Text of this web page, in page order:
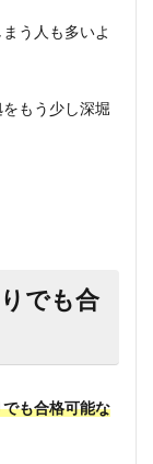
う人も多いよ
もう少し深堀
でも合
も合格可能な